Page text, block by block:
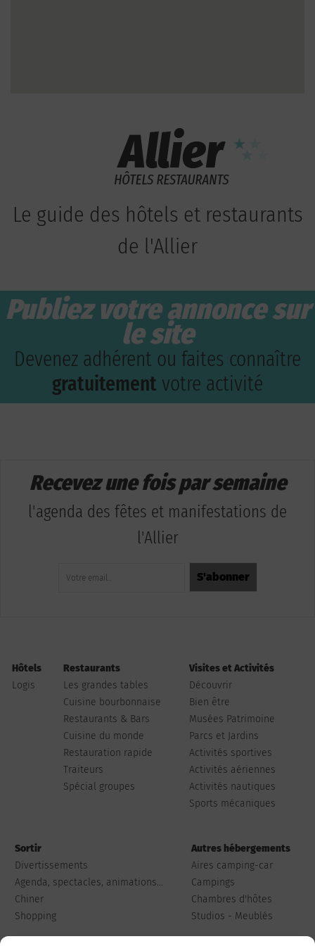
Le guide des hôtels et restaurants
de l'Allier
Publiez votre annonce sur
le site
Devenez adhérent ou faites connaître
gratuitement votre activité
Recevez une fois par semaine
l'agenda des fêtes et manifestations de
l'Allier
Hôtels
Logis
Restaurants
Les grandes tables
Cuisine bourbonnaise
Restaurants & Bars
Cuisine du monde
Restauration rapide
Traiteurs
Spécial groupes
Visites et Activités
Découvrir
Bien être
Musées Patrimoine
Parcs et Jardins
Activités sportives
Activités aériennes
Activités nautiques
Sports mécaniques
Sortir
Divertissements
Agenda, spectacles, animations...
Chiner
Shopping
Autres hébergements
Aires camping-car
Campings
Chambres d'hôtes
Studios - Meublés